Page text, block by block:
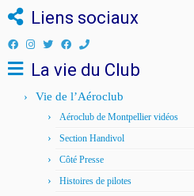
Liens sociaux
La vie du Club
Vie de l’Aéroclub
Aéroclub de Montpellier vidéos
Section Handivol
Côté Presse
Histoires de pilotes